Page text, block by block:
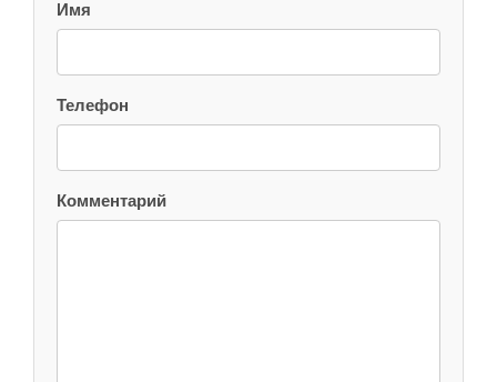
Имя
Телефон
Комментарий